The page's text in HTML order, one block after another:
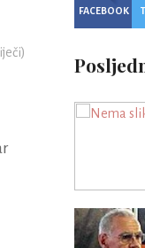
FACEBOOK